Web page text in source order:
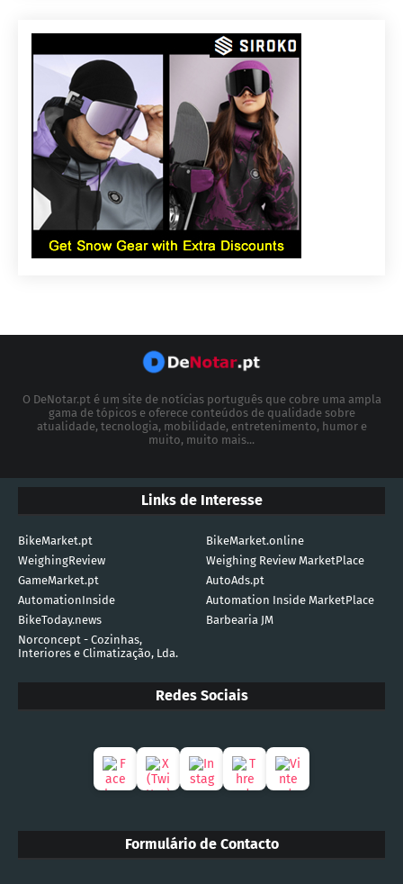
O DeNotar.pt é um site de notícias português que cobre uma ampla
gama de tópicos e oferece conteúdos de qualidade sobre
atualidade, tecnologia, mobilidade, entretenimento, humor e
muito, muito mais...
Links de Interesse
BikeMarket.pt
BikeMarket.online
WeighingReview
Weighing Review MarketPlace
GameMarket.pt
AutoAds.pt
AutomationInside
Automation Inside MarketPlace
BikeToday.news
Barbearia JM
Norconcept - Cozinhas,
Interiores e Climatização, Lda.
Redes Sociais
Formulário de Contacto